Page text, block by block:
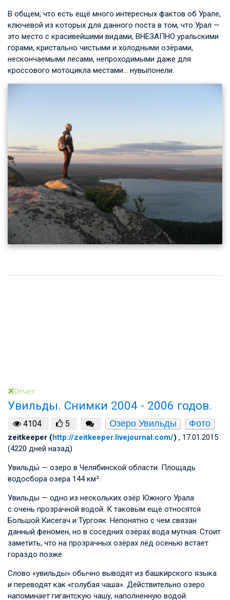
В общем, что есть ещё много интересных фактов об Урале,
ключевой из которых для данного поста в том, что Урал —
это место с красивейшими видами, ВНЕЗАПНО уральскими
горами, кристально чистыми и холодными озёрами,
нескончаемыми лесами, непроходимыми даже для
кроссового мотоцикла местами… нувыпонели.
Отчет
Увильды. Снимки 2004 - 2006 годов.
4104 5 Озеро Увильды Фото
zeitkeeper (http://zeitkeeper.livejournal.com/) , 17.01.2015
(4220 дней назад)
Увильды́ — озеро в Челябинской области. Площадь
водосбора озера 144 км².
Увильды — одно из нескольких озёр Южного Урала
с очень прозрачной водой. К таковым ещё относятся
Большой Кисегач и Тургояк. Непонятно с чем связан
данный феномен, но в соседних озёрах вода мутная. Стоит
заметить, что на прозрачных озёрах лёд осенью встает
гораздо позже.
Слово «увильды» обычно выводят из башкирского языка
и переводят как «голубая чаша». Действительно озеро
напоминает гигантскую чашу, наполненную водой.